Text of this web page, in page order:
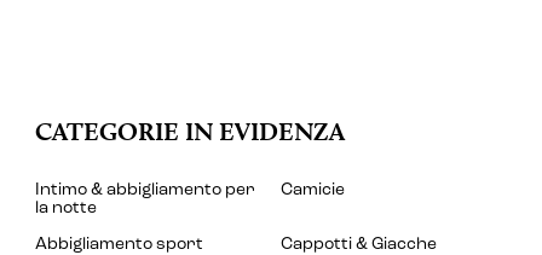
CATEGORIE IN EVIDENZA
Intimo & abbigliamento per
la notte
Camicie
Abbigliamento sport
Cappotti & Giacche